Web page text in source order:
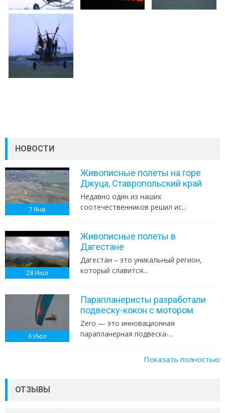
НОВОСТИ
7Янв
Живописные полеты на горе
Джуца, Ставропольский край
Недавно один из наших
соотечественников решил ис...
28Июл
Живописные полеты в
Дагестане
Дагестан – это уникальный регион,
который славится...
6Июл
Парапланеристы разработали
подвеску-кокон с мотором
Zero — это инновационная
парапланерная подвеска-...
Показать полностью
ОТЗЫВЫ